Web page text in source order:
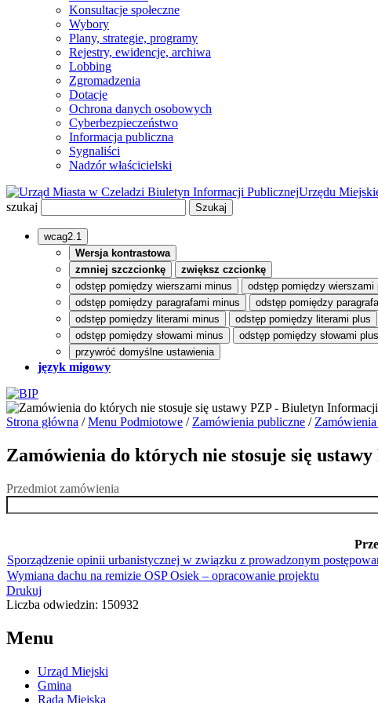
Konsultacje społeczne
Wybory
Plany, strategie, programy
Rejestry, ewidencje, archiwa
Lobbing
Zgromadzenia
Dotacje
Ochrona danych osobowych
Cyberbezpieczeństwo
Informacja publiczna
Sygnaliści
Nadzór właścicielski
Biuletyn Informacji PublicznejUrzędu
szukaj
wcag2.1
Wersja kontrastowa
zmniej szczcionkę
zwiększ czcionkę
odstęp pomiędzy wierszami minus
odstęp pomiędzy wierszami
odstęp pomiędzy paragrafami minus
odstęp pomiędzy
odstęp pomiędzy literami minus
odstęp pomiędzy literami plus
odstęp pomiędzy słowami minus
odstęp pomiędzy słowami plus
przywróć domyślne ustawienia
język migowy
Strona główna /Menu Podmiotowe / Zamówienia publiczne /
Zamówienia do których nie stosuje się ustawy
Przedmiot zamówienia
Sporządzenie opinii urbanistycznej w związku z prowadzonym
Wymiana dachu na remizie OSP Osiek – opracowanie projektu
Drukuj
Liczba odwiedzin: 150932
Menu
Urząd Miejski
Gmina
Rada Miejska